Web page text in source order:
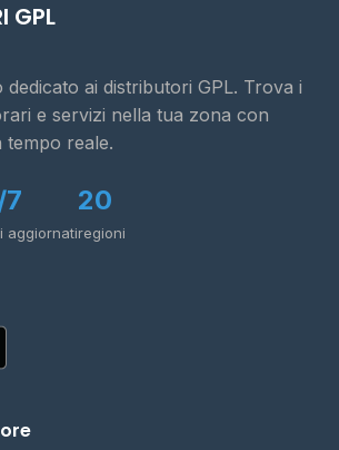
GPL
ai distributori GPL. Trova i
e servizi nella tua zona con
tempo reale.
aggiornati
20
regioni